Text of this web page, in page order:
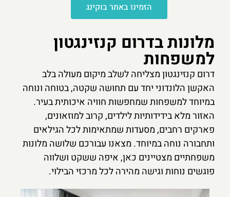
הזמינו באתר בוקינג
מלונות בדרום קנזינגטון
למשפחות
דרום קנזינגטון מצליחה לשלב מיקום מעולה בלב
האקשן הלונדוני יחד עם תחושה שקטה, בטוחה ונוחה
במיוחד למשפחות שמחפשות חוויה איכותית בעיר.
האזור מלא בידידותיות לילדים, קרוב למוזאונים,
פארקים רחבים, מסעדות שמתאימות לכל הגילאים
ותחבורה נוחה במיוחד. מצאנו עבורכם שלושה מלונות
משפחתיים מצטיינים כאן, איפה ששקט ושלווה
פוגשים נוחות וגישה מהירה לכל מרכזי הבילוי.